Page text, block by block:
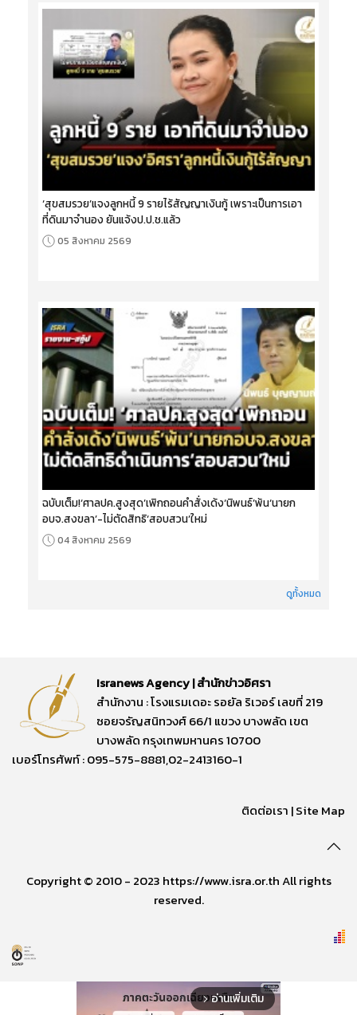
‘สุขสมรวย’แจงลูกหนี้ 9 รายไร้สัญญาเงินกู้ เพราะเป็นการเอา
ที่ดินมาจำนอง ยันแจ้งป.ป.ช.แล้ว
05 สิงหาคม 2569
ฉบับเต็ม!‘ศาลปค.สูงสุด’เพิกถอนคำสั่งเด้ง‘นิพนธ์’พ้น‘นายก
อบจ.สงขลา’-ไม่ตัดสิทธิ‘สอบสวน’ใหม่
04 สิงหาคม 2569
ดูทั้งหมด
Isranews Agency | สำนักข่าวอิศรา
สำนักงาน : โรงแรมเดอะ รอยัล ริเวอร์ เลขที่ 219
ซอยจรัญสนิทวงศ์ 66/1 แขวง บางพลัด เขต
บางพลัด กรุงเทพมหานคร 10700
เบอร์โทรศัพท์ : 095-575-8881,02-2413160-1
ติดต่อเรา |Site Map
Copyright © 2010 - 2023 https://www.isra.or.th All rights
reserved.
arrow_forward_ios อ่านเพิ่มเติม